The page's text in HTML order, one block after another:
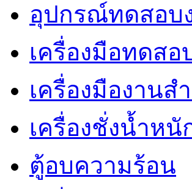
อุปกรณ์ทดสอบ
เครื่องมือทดสอ
เครื่องมืองานส
เครื่องชั่งน้ำหนั
ตู้อบความร้อน